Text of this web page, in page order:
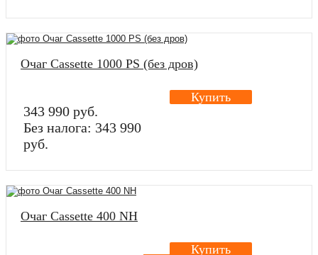
Очаг Cassette 1000 PS (без дров)
343 990 руб.
Без налога: 343 990
руб.
Купить
Очаг Cassette 400 NH
Купить